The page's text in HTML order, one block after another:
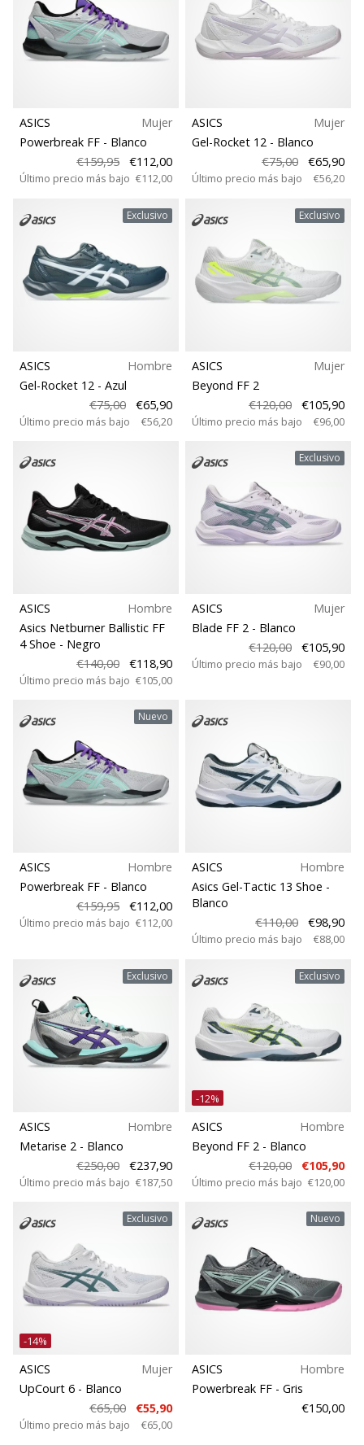
Mostrar
todos
los
artículos
Tipo de zapatillas
Peso
ASICS
Mujer
Powerbreak FF - Blanco
€159,95
€112,00
Último precio más bajo €112,00
ASICS
Mujer
Gel-Rocket 12 - Blanco
€75,00
€65,90
Último precio más bajo €56,20
Exclusivo
ASICS
Hombre
Gel-Rocket 12 - Azul
€75,00
€65,90
Último precio más bajo €56,20
Exclusivo
ASICS
Mujer
Beyond FF 2
€120,00
€105,90
Último precio más bajo €96,00
ASICS
Hombre
Asics Netburner Ballistic FF
4 Shoe - Negro
€140,00
€118,90
Último precio más bajo €105,00
Exclusivo
ASICS
Mujer
Blade FF 2 - Blanco
€120,00
€105,90
Último precio más bajo €90,00
Nuevo
ASICS
Hombre
Powerbreak FF - Blanco
€159,95
€112,00
Último precio más bajo €112,00
ASICS
Hombre
Asics Gel-Tactic 13 Shoe -
Blanco
€110,00
€98,90
Último precio más bajo €88,00
Exclusivo
ASICS
Hombre
Metarise 2 - Blanco
€250,00
€237,90
Último precio más bajo €187,50
Exclusivo
-12%
ASICS
Hombre
Beyond FF 2 - Blanco
€120,00
€105,90
Último precio más bajo €120,00
Exclusivo
-14%
ASICS
Mujer
UpCourt 6 - Blanco
€65,00
€55,90
Último precio más bajo €65,00
Nuevo
ASICS
Hombre
Powerbreak FF - Gris
€150,00